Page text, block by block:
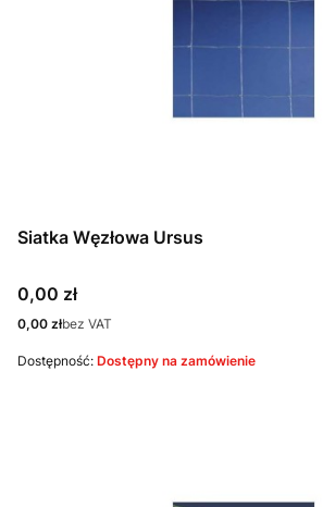
Siatka Węzłowa Ursus
Cena
0,00 zł
Cena
0,00 złbez VAT
Dostępność: Dostępny na zamówienie